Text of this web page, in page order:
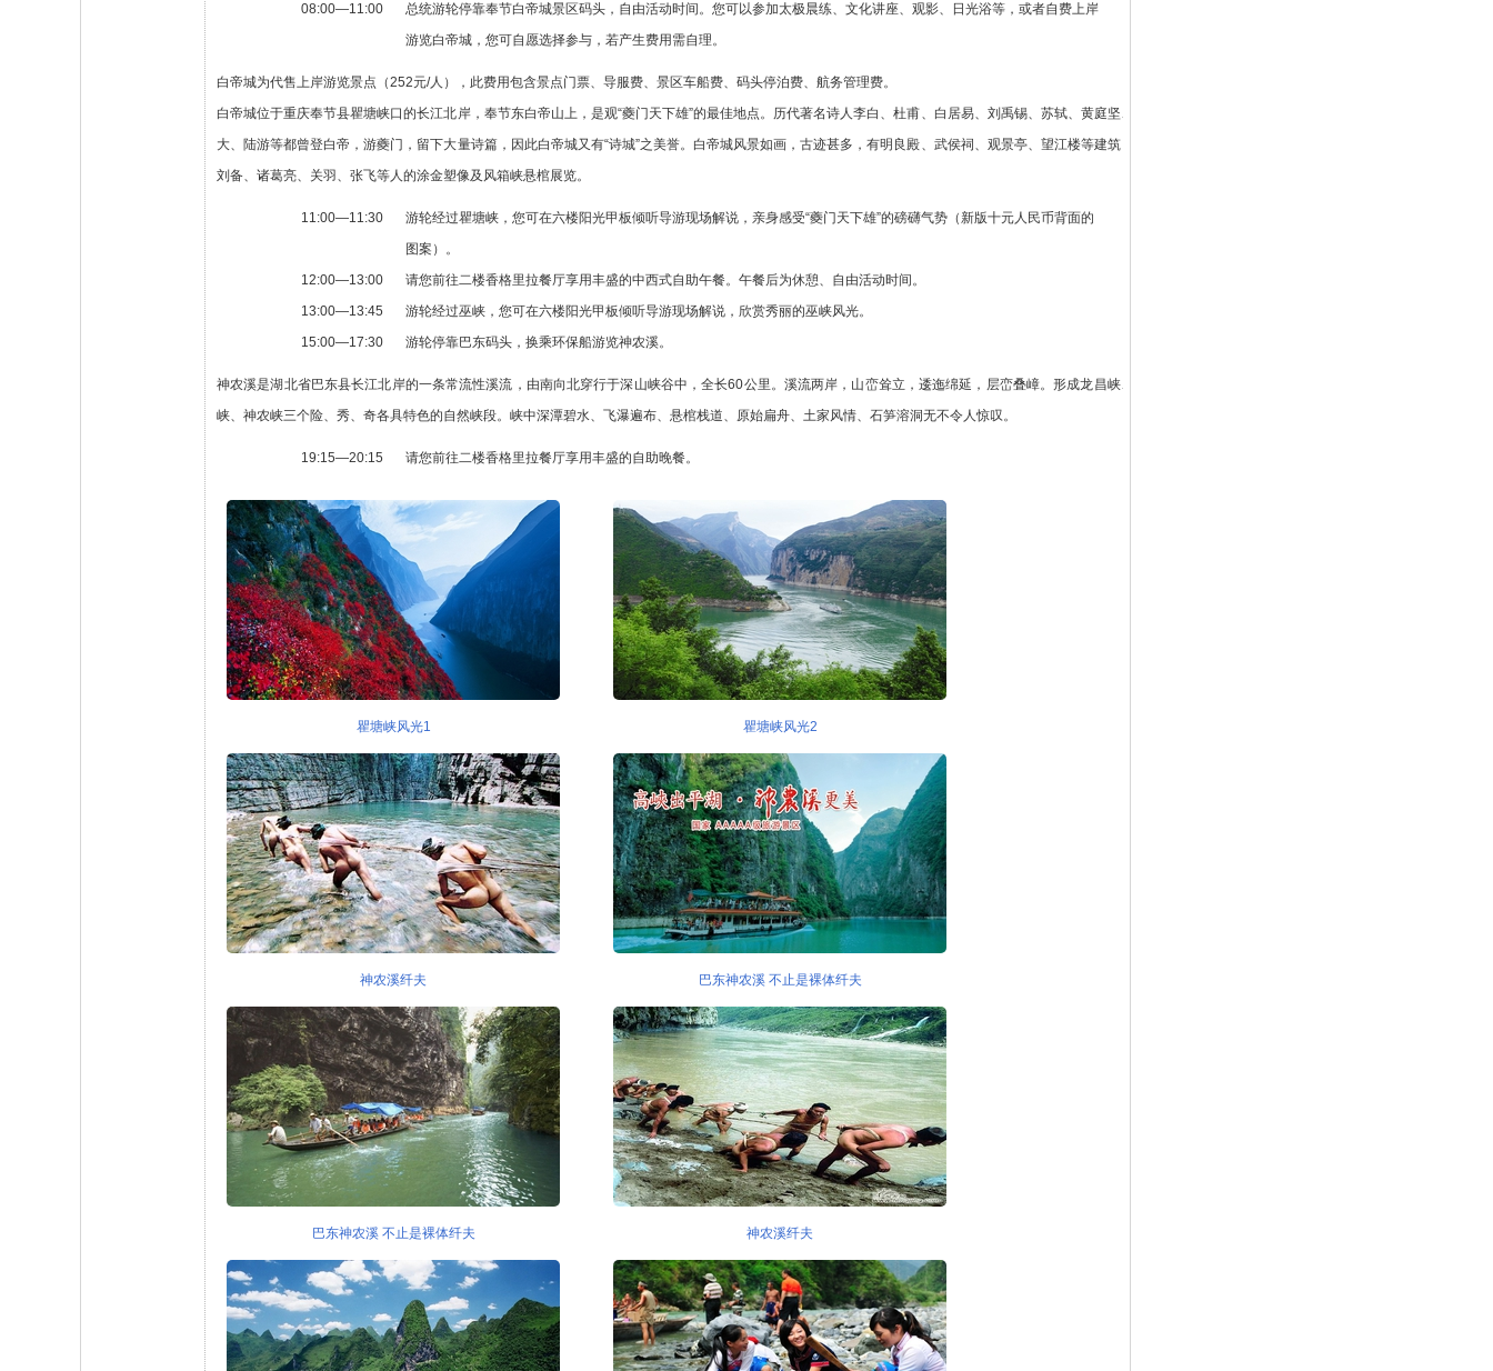
08:00—11:00
总统游轮停靠奉节白帝城景区码头，自由活动时间。您可以参加太极晨练、文化讲座、观影、日光浴等，或者自费上岸
游览白帝城，您可自愿选择参与，若产生费用需自理。
白帝城为代售上岸游览景点（252元/人），此费用包含景点门票、导服费、景区车船费、码头停泊费、航务管理费。
白帝城位于重庆奉节县瞿塘峡口的长江北岸，奉节东白帝山上，是观“夔门天下雄”的最佳地点。历代著名诗人李白、杜甫、白居易、刘禹锡、苏轼、黄庭坚、范成
大、陆游等都曾登白帝，游夔门，留下大量诗篇，因此白帝城又有“诗城”之美誉。白帝城风景如画，古迹甚多，有明良殿、武侯祠、观景亭、望江楼等建筑，还有
刘备、诸葛亮、关羽、张飞等人的涂金塑像及风箱峡悬棺展览。
11:00—11:30
游轮经过瞿塘峡，您可在六楼阳光甲板倾听导游现场解说，亲身感受“夔门天下雄”的磅礴气势（新版十元人民币背面的
图案）。
12:00—13:00
请您前往二楼香格里拉餐厅享用丰盛的中西式自助午餐。午餐后为休憩、自由活动时间。
13:00—13:45
游轮经过巫峡，您可在六楼阳光甲板倾听导游现场解说，欣赏秀丽的巫峡风光。
15:00—17:30
游轮停靠巴东码头，换乘环保船游览神农溪。
神农溪是湖北省巴东县长江北岸的一条常流性溪流，由南向北穿行于深山峡谷中，全长60公里。溪流两岸，山峦耸立，逶迤绵延，层峦叠嶂。形成龙昌峡、鹦鹉
峡、神农峡三个险、秀、奇各具特色的自然峡段。峡中深潭碧水、飞瀑遍布、悬棺栈道、原始扁舟、土家风情、石笋溶洞无不令人惊叹。
19:15—20:15 请您前往二楼香格里拉餐厅享用丰盛的自助晚餐。
瞿塘峡风光1 瞿塘峡风光2
神农溪纤夫 巴东神农溪 不止是裸体纤夫
巴东神农溪 不止是裸体纤夫 神农溪纤夫